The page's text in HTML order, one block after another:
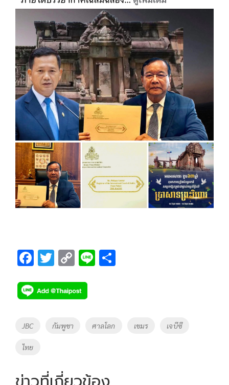
F
e
b
T
tt
er
C
p
y
Li
Tags
JBC กัมพูชา ศาลโลก เขมร เจบีซี
ไทย